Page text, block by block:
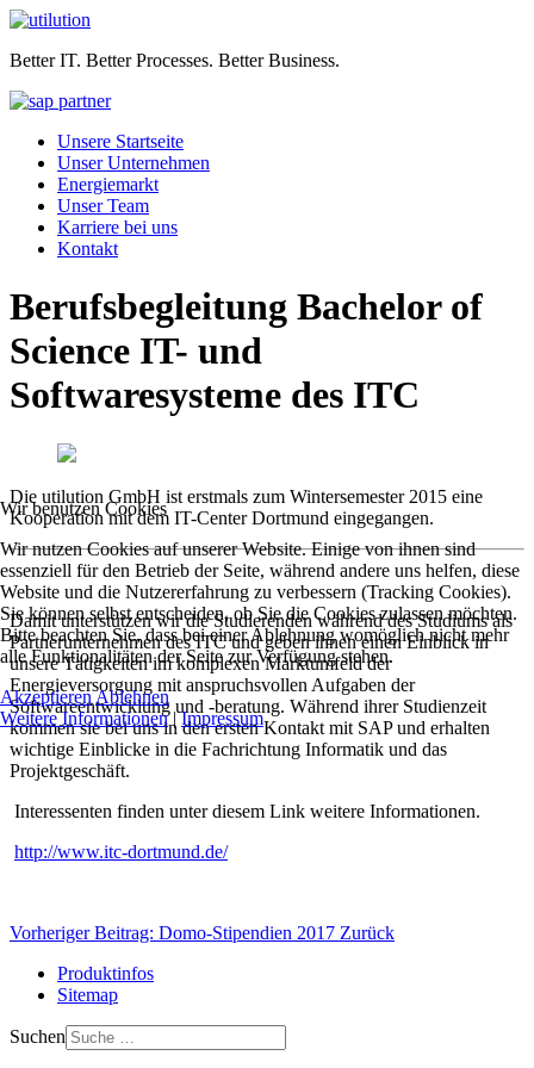
Better IT. Better Processes. Better Business.
Unsere Startseite
Unser Unternehmen
Energiemarkt
Unser Team
Karriere bei uns
Kontakt
Berufsbegleitung Bachelor of
Science IT- und
Softwaresysteme des ITC
Die utilution GmbH ist erstmals zum Wintersemester 2015 eine
Kooperation mit dem IT-Center Dortmund eingegangen.
Damit unterstützen wir die Studierenden während des Studiums als
Partnerunternehmen des ITC und geben ihnen einen Einblick in
unsere Tätigkeiten im komplexen Marktumfeld der
Energieversorgung mit anspruchsvollen Aufgaben der
Softwareentwicklung und -beratung. Während ihrer Studienzeit
kommen sie bei uns in den ersten Kontakt mit SAP und erhalten
wichtige Einblicke in die Fachrichtung Informatik und das
Projektgeschäft.
Interessenten finden unter diesem Link weitere Informationen.
http://www.itc-dortmund.de/
Vorheriger Beitrag: Domo-Stipendien 2017 Zurück
Produktinfos
Sitemap
Suchen
Wir benutzen Cookies
Wir nutzen Cookies auf unserer Website. Einige von ihnen sind
essenziell für den Betrieb der Seite, während andere uns helfen, diese
Website und die Nutzererfahrung zu verbessern (Tracking Cookies).
Sie können selbst entscheiden, ob Sie die Cookies zulassen möchten.
Bitte beachten Sie, dass bei einer Ablehnung womöglich nicht mehr
alle Funktionalitäten der Seite zur Verfügung stehen.
Akzeptieren Ablehnen
Weitere Informationen|Impressum